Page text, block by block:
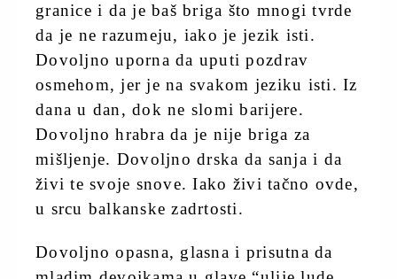
granice i da je baš briga što mnogi tvrde
da je ne razumeju, iako je jezik isti.
Dovoljno uporna da uputi pozdrav
osmehom, jer je na svakom jeziku isti. Iz
dana u dan, dok ne slomi barijere.
Dovoljno hrabra da je nije briga za
mišljenje. Dovoljno drska da sanja i da
živi te svoje snove. Iako živi tačno ovde,
u srcu balkanske zadrtosti.
Dovoljno opasna, glasna i prisutna da